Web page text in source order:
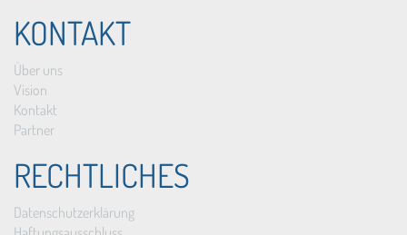
KONTAKT
Über uns
Vision
Kontakt
Partner
RECHTLICHES
Datenschutzerklärung